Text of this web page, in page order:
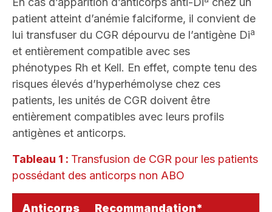
patient atteint d’anémie falciforme, il convient de
lui transfuser du CGR dépourvu de l’antigène Dia
et entièrement compatible avec ses
phénotypes Rh et Kell. En effet, compte tenu des
risques élevés d’hyperhémolyse chez ces
patients, les unités de CGR doivent être
entièrement compatibles avec leurs profils
antigènes et anticorps.
Tableau 1 : Transfusion de CGR pour les patients
possédant des anticorps non ABO
Anticorps Recommandation*